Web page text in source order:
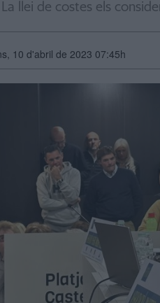
La llei de costes els
10 d'abril de 2023 07:45h